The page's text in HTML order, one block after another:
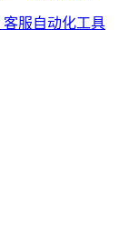
客服自动化工具